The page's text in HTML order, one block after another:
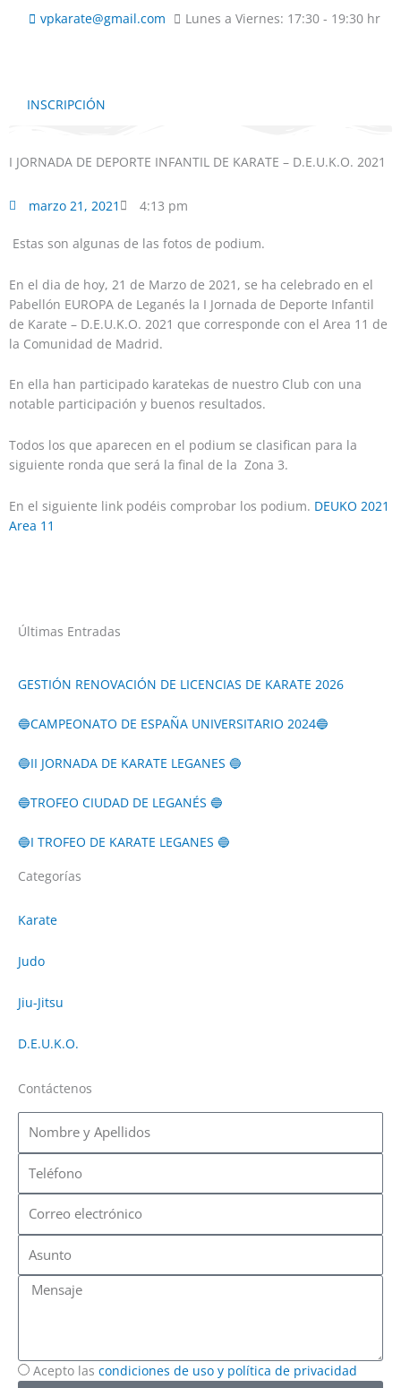
vpkarate@gmail.com Lunes a Viernes: 17:30 - 19:30 hr
INSCRIPCIÓN
I JORNADA DE DEPORTE INFANTIL DE KARATE – D.E.U.K.O. 2021
marzo 21, 2021 4:13 pm
Estas son algunas de las fotos de podium.
En el dia de hoy, 21 de Marzo de 2021, se ha celebrado en el
Pabellón EUROPA de Leganés la I Jornada de Deporte Infantil
de Karate – D.E.U.K.O. 2021 que corresponde con el Area 11 de
la Comunidad de Madrid.
En ella han participado karatekas de nuestro Club con una
notable participación y buenos resultados.
Todos los que aparecen en el podium se clasifican para la
siguiente ronda que será la final de la Zona 3.
En el siguiente link podéis comprobar los podium. DEUKO 2021
Area 11
Últimas Entradas
GESTIÓN RENOVACIÓN DE LICENCIAS DE KARATE 2026
🔵CAMPEONATO DE ESPAÑA UNIVERSITARIO 2024🔵
🔵II JORNADA DE KARATE LEGANES 🔵
🔵TROFEO CIUDAD DE LEGANÉS 🔵
🔵I TROFEO DE KARATE LEGANES 🔵
Categorías
Karate
Judo
Jiu-Jitsu
D.E.U.K.O.
Contáctenos
Apellidos
electrónico
Mensaje
Acepto las condiciones de uso y política de privacidad